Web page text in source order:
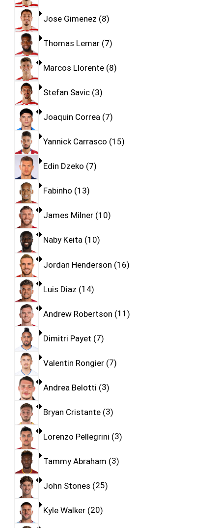
Jose Gimenez 8
Thomas Lemar 7
Marcos Llorente 8
Stefan Savic 3
Joaquin Correa 7
Yannick Carrasco 15
Edin Dzeko 7
Fabinho 13
James Milner 10
Naby Keita 10
Jordan Henderson 16
Luis Diaz 14
Andrew Robertson 11
Dimitri Payet 7
Valentin Rongier 7
Andrea Belotti 3
Bryan Cristante 3
Lorenzo Pellegrini 3
Tammy Abraham 3
John Stones 25
Kyle Walker 20